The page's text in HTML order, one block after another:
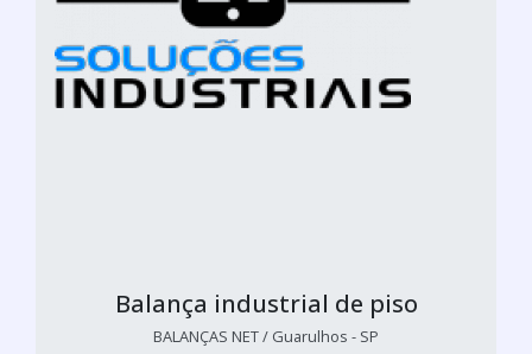
Balança industrial de piso
BALANÇAS NET / Guarulhos - SP